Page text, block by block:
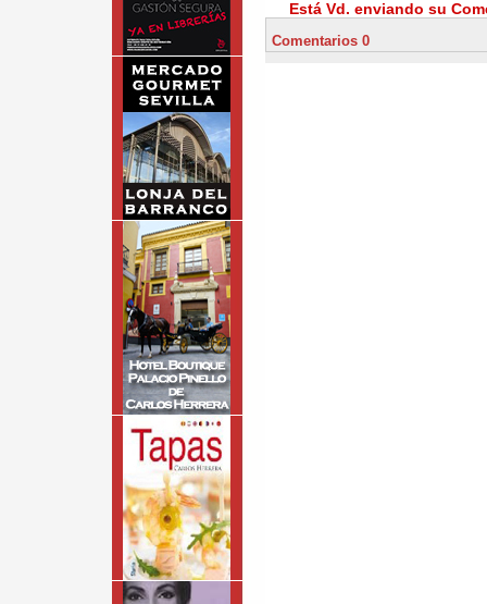
Está Vd. enviando su
Comentarios 0